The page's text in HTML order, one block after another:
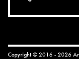
Copyright © 2016 - 2026